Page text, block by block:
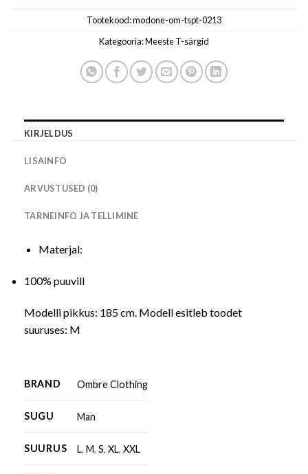
Tootekood:modone-om-tspt-0213
Kategooria:Meeste T-särgid
KIRJELDUS
LISAINFO
ARVUSTUSED (0)
TARNEINFO JA TELLIMINE
Materjal:
100% puuvill
Modelli pikkus: 185 cm. Modell esitleb toodet
suuruses: M
BRAND Ombre Clothing
SUGU Man
SUURUS L,M,S,XL,XXL